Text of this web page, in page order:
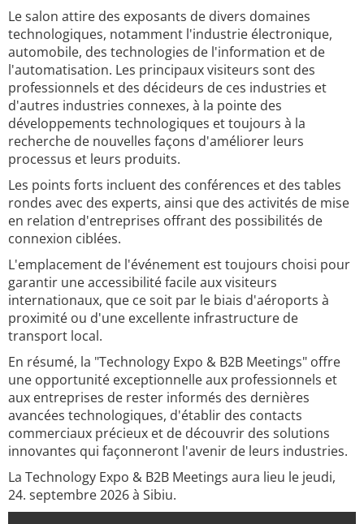
Le salon attire des exposants de divers domaines
technologiques, notamment l'industrie électronique,
automobile, des technologies de l'information et de
l'automatisation. Les principaux visiteurs sont des
professionnels et des décideurs de ces industries et
d'autres industries connexes, à la pointe des
développements technologiques et toujours à la
recherche de nouvelles façons d'améliorer leurs
processus et leurs produits.
Les points forts incluent des conférences et des tables
rondes avec des experts, ainsi que des activités de mise
en relation d'entreprises offrant des possibilités de
connexion ciblées.
L'emplacement de l'événement est toujours choisi pour
garantir une accessibilité facile aux visiteurs
internationaux, que ce soit par le biais d'aéroports à
proximité ou d'une excellente infrastructure de
transport local.
En résumé, la "Technology Expo & B2B Meetings" offre
une opportunité exceptionnelle aux professionnels et
aux entreprises de rester informés des dernières
avancées technologiques, d'établir des contacts
commerciaux précieux et de découvrir des solutions
innovantes qui façonneront l'avenir de leurs industries.
La Technology Expo & B2B Meetings aura lieu le jeudi,
24. septembre 2026 à Sibiu.